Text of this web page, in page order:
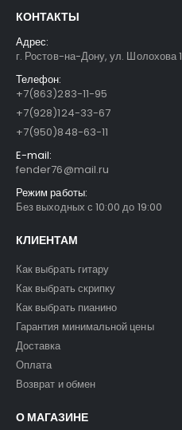
КОНТАКТЫ
Адрес:
г. Ростов-на-Дону, ул. Шолохова 1
Телефон:
+7(863)283-11-95
+7(928)124-33-67
+7(950)848-63-11
E-mail:
fender76@mail.ru
Режим работы:
Без выходных с 10:00 до 19:00
КЛИЕНТАМ
Как выбрать гитару
Как выбрать скрипку
Как выбрать пианино
Гарантия минимальной цены
Доставка
Оплата
Возврат и обмен
О МАГАЗИНЕ